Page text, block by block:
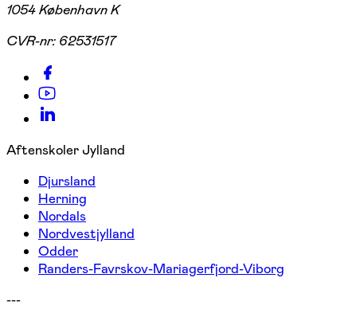
1054 København K
CVR-nr: 62531517
Aftenskoler Jylland
Djursland
Herning
Nordals
Nordvestjylland
Odder
Randers-Favrskov-Mariagerfjord-Viborg
---